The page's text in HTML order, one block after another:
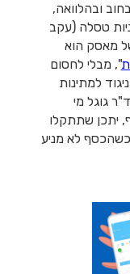
בחוב ובהלוואה,
במניות טסלה (עקב
של מאסק הוא
", מבלי לחסום
למתינות
גוגל מי
יתכן שתתקלו
לא מניע